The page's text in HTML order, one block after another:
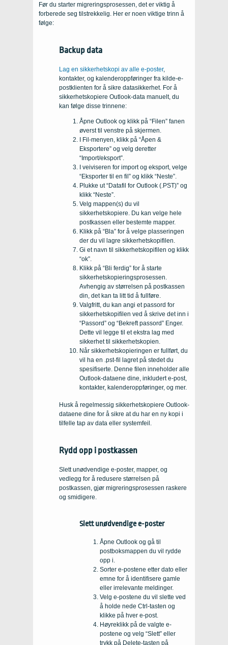
Før du starter migreringsprosessen, det er viktig å
forberede seg tilstrekkelig. Her er noen viktige trinn å
følge:
Backup data
Lag en sikkerhetskopi av alle e-poster,
kontakter, og kalenderoppføringer fra kilde-e-
postklienten for å sikre datasikkerhet. For å
sikkerhetskopiere Outlook-data manuelt, du
kan følge disse trinnene:
Åpne Outlook og klikk på “Filen” fanen
øverst til venstre på skjermen.
I Fil-menyen, klikk på “Åpen &
Eksportere” og velg deretter
“Import/eksport”.
I veiviseren for import og eksport, velge
“Eksporter til en fil” og klikk “Neste”.
Plukke ut “Datafil for Outlook (.PST)” og
klikk “Neste”.
Velg mappen(s) du vil
sikkerhetskopiere. Du kan velge hele
postkassen eller bestemte mapper.
Klikk på “Bla” for å velge plasseringen
der du vil lagre sikkerhetskopifilen.
Gi et navn til sikkerhetskopifilen og klikk
“ok”.
Klikk på “Bli ferdig” for å starte
sikkerhetskopieringsprosessen.
Avhengig av størrelsen på postkassen
din, det kan ta litt tid å fullføre.
Valgfritt, du kan angi et passord for
sikkerhetskopifilen ved å skrive det inn i
“Passord” og “Bekreft passord” Enger.
Dette vil legge til et ekstra lag med
sikkerhet til sikkerhetskopien.
Når sikkerhetskopieringen er fullført, du
vil ha en .pst-fil lagret på stedet du
spesifiserte. Denne filen inneholder alle
Outlook-dataene dine, inkludert e-post,
kontakter, kalenderoppføringer, og mer.
Husk å regelmessig sikkerhetskopiere Outlook-
dataene dine for å sikre at du har en ny kopi i
tilfelle tap av data eller systemfeil.
Rydd opp i postkassen
Slett unødvendige e-poster, mapper, og
vedlegg for å redusere størrelsen på
postkassen, gjør migreringsprosessen raskere
og smidigere.
Slett unødvendige e-poster
Åpne Outlook og gå til
postboksmappen du vil rydde
opp i.
Sorter e-postene etter dato eller
emne for å identifisere gamle
eller irrelevante meldinger.
Velg e-postene du vil slette ved
å holde nede Ctrl-tasten og
klikke på hver e-post.
Høyreklikk på de valgte e-
postene og velg “Slett” eller
trykk på Delete-tasten på